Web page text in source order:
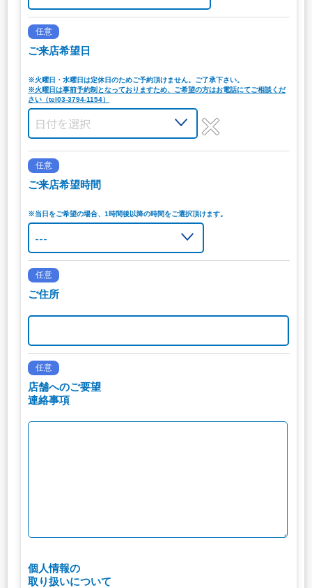
任意
ご来店希望日
※火曜日・水曜日は定休日のためご予約頂けません。ご了承下さい。
※火曜日は事前予約制となっておりますため、ご希望の方はお電話にてご相談くだ
さい（tel03-3794-1154）
任意
ご来店希望時間
※当日をご希望の場合、1時間後以降の時間をご選択頂けます。
任意
ご住所
任意
店舗へのご要望
連絡事項
個人情報の
取り扱いについて